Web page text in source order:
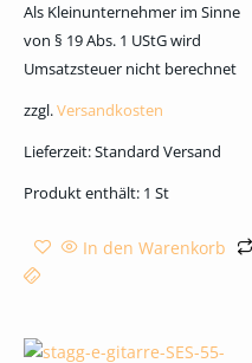
Als Kleinunternehmer im Sinne
von § 19 Abs. 1 UStG wird
Umsatzsteuer nicht berechnet
zzgl.Versandkosten
Lieferzeit:Standard Versand
Produkt enthält: 1 St
In den Warenkorb